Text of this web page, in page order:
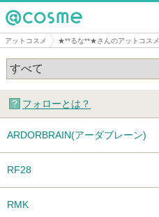
@cosme
アットコスメ ★**るな**★さんのアットコスメ
フォローとは？
ARDORBRAIN(アーダブレーン)
RF28
RMK